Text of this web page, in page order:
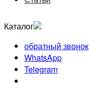
Каталог
обратный звонок
WhatsApp
Telegram